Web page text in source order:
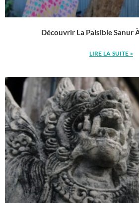
Découvrir La Paisible Sanur
LIRE LA SUITE »